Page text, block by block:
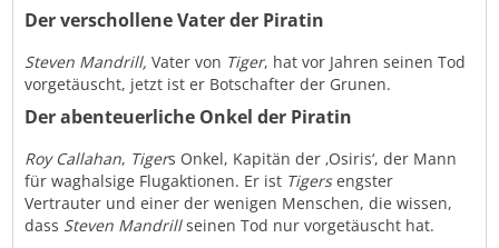
Der verschollene Vater der Piratin
Steven Mandrill, Vater von Tiger, hat vor Jahren seinen Tod
vorgetäuscht, jetzt ist er Botschafter der Grunen.
Der abenteuerliche Onkel der Piratin
Roy Callahan, Tigers Onkel, Kapitän der ‚Osiris‘, der Mann
für waghalsige Flugaktionen. Er ist Tigersengster
Vertrauter und einer der wenigen Menschen, die wissen,
dass Steven Mandrillseinen Tod nur vorgetäuscht hat.